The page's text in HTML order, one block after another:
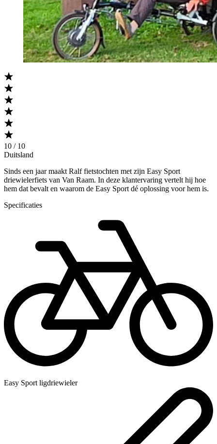
10 / 10
Duitsland
Sinds een jaar maakt Ralf fietstochten met zijn Easy Sport
driewielerfiets van Van Raam. In deze klantervaring vertelt hij hoe
hem dat bevalt en waarom de Easy Sport dé oplossing voor hem is.
Specificaties
Easy Sport ligdriewieler